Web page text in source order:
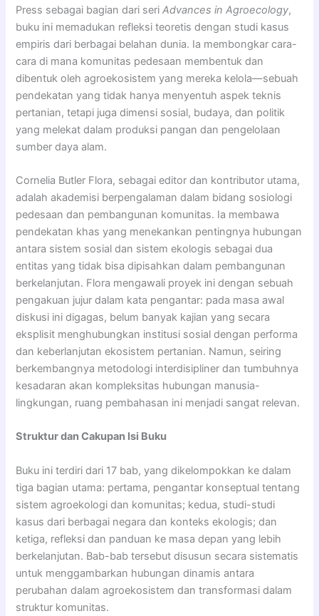
Press sebagai bagian dari seriAdvances in Agroecology,
buku ini memadukan refleksi teoretis dengan studi kasus
empiris dari berbagai belahan dunia. Ia membongkar cara-
cara di mana komunitas pedesaan membentuk dan
dibentuk oleh agroekosistem yang mereka kelola—sebuah
pendekatan yang tidak hanya menyentuh aspek teknis
pertanian, tetapi juga dimensi sosial, budaya, dan politik
yang melekat dalam produksi pangan dan pengelolaan
sumber daya alam.
Cornelia Butler Flora, sebagai editor dan kontributor utama,
adalah akademisi berpengalaman dalam bidang sosiologi
pedesaan dan pembangunan komunitas. Ia membawa
pendekatan khas yang menekankan pentingnya hubungan
antara sistem sosial dan sistem ekologis sebagai dua
entitas yang tidak bisa dipisahkan dalam pembangunan
berkelanjutan. Flora mengawali proyek ini dengan sebuah
pengakuan jujur dalam kata pengantar: pada masa awal
diskusi ini digagas, belum banyak kajian yang secara
eksplisit menghubungkan institusi sosial dengan performa
dan keberlanjutan ekosistem pertanian. Namun, seiring
berkembangnya metodologi interdisipliner dan tumbuhnya
kesadaran akan kompleksitas hubungan manusia-
lingkungan, ruang pembahasan ini menjadi sangat relevan.
Struktur dan Cakupan Isi Buku
Buku ini terdiri dari 17 bab, yang dikelompokkan ke dalam
tiga bagian utama: pertama, pengantar konseptual tentang
sistem agroekologi dan komunitas; kedua, studi-studi
kasus dari berbagai negara dan konteks ekologis; dan
ketiga, refleksi dan panduan ke masa depan yang lebih
berkelanjutan. Bab-bab tersebut disusun secara sistematis
untuk menggambarkan hubungan dinamis antara
perubahan dalam agroekosistem dan transformasi dalam
struktur komunitas.